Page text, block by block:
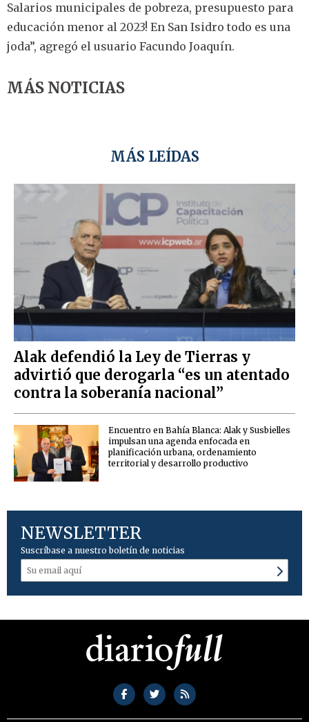
Salarios municipales de pobreza, presupuesto para
educación menor al 2023! En San Isidro todo es una
joda”, agregó el usuario Facundo Joaquín.
MÁS NOTICIAS
MÁS LEÍDAS
Alak defendió la Ley de Tierras y
advirtió que derogarla “es un atentado
contra la soberanía nacional”
Encuentro en Bahía Blanca: Alak y Susbielles
impulsan una agenda enfocada en
planificación urbana, ordenamiento
territorial y desarrollo productivo
NEWSLETTER
Suscríbase a nuestro boletín de noticias